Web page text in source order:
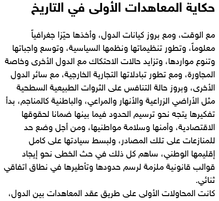
حكاية المعاهدات الأولى في التاريخ
مع الوقت، ومع بروز كيانات الدول، وأخذها حيّزا جغرافياً
معلوماً، وتطور تنظيماتها ونظمها السياسية، وتوسع واجباتها
وتنوع مواردها، وتزايد حالات الاحتكاك مع الدول الأخرى وخاصة
المجاورة، ومع تطور تبادلاتها التجارية الخارجية، مع سائر الدول
الأخرى، وبروز حالة التنافس على الثروات الطبيعية السطحية
مثل الأراضي الزراعية والأنهار والمراعي، والباطنية كالمناجم، بدأ
تفكيرها يتجه نحو ترسيم الحدود فيما بينها ضمانا لحقوقها
الاقتصادية، وأمنها وسلامة مواطنيها، ومن أجل وضع حد
للمنازعات على تلك المصادر، ولبسط سيادتها على كامل
إقليمها الوطني، ساهم كل ذلك في حث الخطى نحو إيجاد
قوالب قانونية ملزمة لرسم حدودها وتأطيرها في نطاق اتفاقي
ثنائي.
كانت المحاولات الأولى على طريق عقد المعاهدات بين الدول،